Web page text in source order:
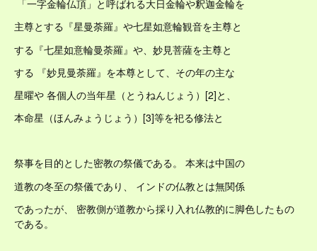
「一字金輪仏頂」と呼ばれる大日金輪や釈迦金輪を
主尊とする『星曼荼羅』や七星如意輪観音を主尊と
する『七星如意輪曼荼羅』や、妙見菩薩を主尊と
する 『妙見曼荼羅』を本尊として、その年の主な
星曜や 各個人の当年星（とうねんじょう）[2]と、
本命星（ほんみょうじょう）[3]等を祀る修法と
祭事を目的とした密教の祭儀である。 本来は中国の
道教の冬至の祭儀であり、 インドの仏教とは無関係
であったが、 密教側が道教から採り入れ仏教的に脚色したもの
である。